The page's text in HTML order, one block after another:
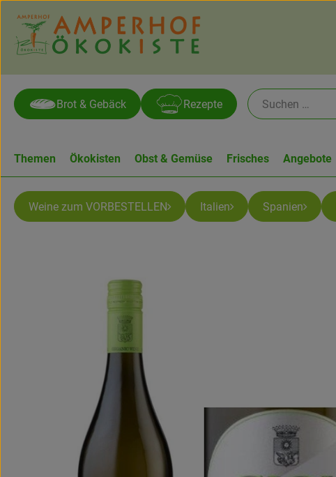
Brot & Gebäck Rezepte
Themen Ökokisten Obst & Gemüse Frisches Angebote
Weine zum VORBESTELLEN Italien Spanien